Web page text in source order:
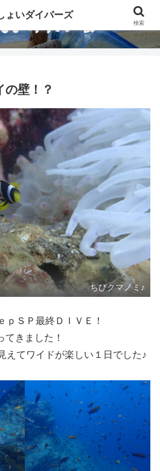
の壁！？
ちびクマノミ♪
ｐＳＰ最終ＤＩＶＥ！
きました！
えてワイドが楽しい１日でした♪
ょいダイバーズ
検索